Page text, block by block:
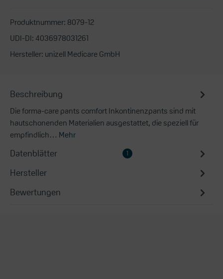
Produktnummer: 8079-12
UDI-DI: 4036978031261
Hersteller: unizell Medicare GmbH
Beschreibung
Die forma-care pants comfort Inkontinenzpants sind mit
hautschonenden Materialien ausgestattet, die speziell für
empfindlich… Mehr
Datenblätter 1
Hersteller
Bewertungen